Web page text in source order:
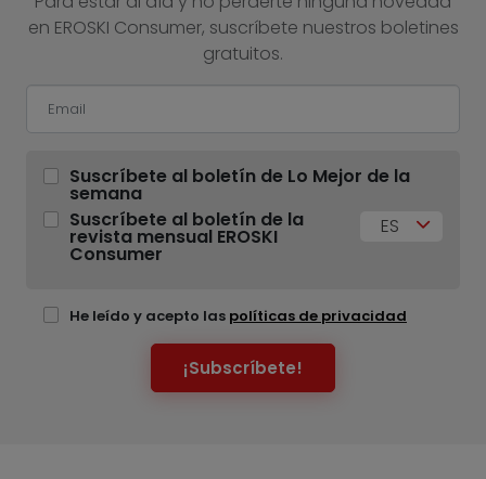
en EROSKI Consumer, suscríbete nuestros boletines
gratuitos.
Suscríbete al boletín de Lo Mejor de la
semana
Suscríbete al boletín de la
revista mensual EROSKI
Consumer
ES
He leído y acepto las políticas de privacidad
¡Subscríbete!